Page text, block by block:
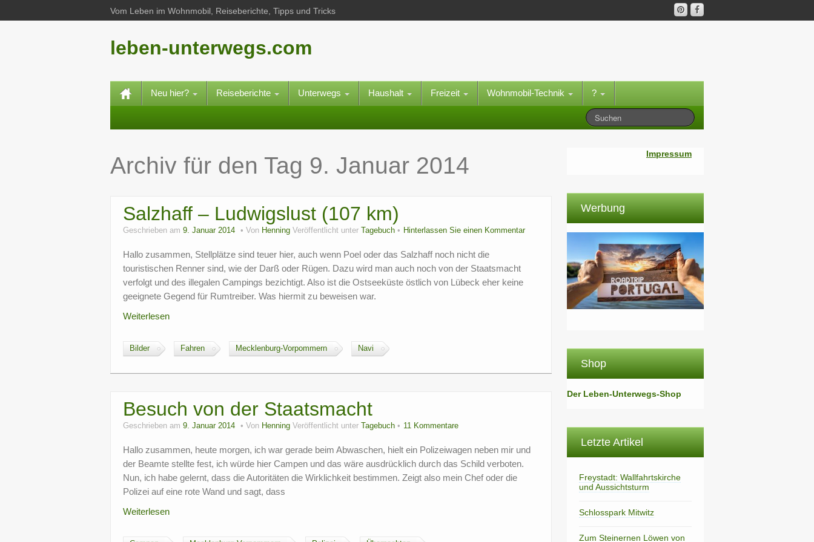
Vom Leben im Wohnmobil, Reiseberichte, Tipps und Tricks
leben-unterwegs.com
Neu hier? Reiseberichte Unterwegs Haushalt Freizeit Wohnmobil-Technik ?
Archiv für den Tag 9. Januar 2014
Salzhaff – Ludwigslust (107 km)
Geschrieben am 9. Januar 2014 Von Henning Veröffentlicht unter Tagebuch Hinterlassen Sie einen Kommentar
Hallo zusammen, Stellplätze sind teuer hier, auch wenn Poel oder das Salzhaff noch nicht die
touristischen Renner sind, wie der Darß oder Rügen. Dazu wird man auch noch von der Staatsmacht
verfolgt und des illegalen Campings bezichtigt. Also ist die Ostseeküste östlich von Lübeck eher keine
geeignete Gegend für Rumtreiber. Was hiermit zu beweisen war.
Weiterlesen
Bilder Fahren Mecklenburg-Vorpommern Navi
Besuch von der Staatsmacht
Geschrieben am 9. Januar 2014 Von Henning Veröffentlicht unter Tagebuch 11 Kommentare
Hallo zusammen, heute morgen, ich war gerade beim Abwaschen, hielt ein Polizeiwagen neben mir und
der Beamte stellte fest, ich würde hier Campen und das wäre ausdrücklich durch das Schild verboten.
Nun, ich habe gelernt, dass die Autoritäten die Wirklichkeit bestimmen. Zeigt also mein Chef oder die
Polizei auf eine rote Wand und sagt, dass
Weiterlesen
Impressum
Werbung
Shop
Der Leben-Unterwegs-Shop
Letzte Artikel
Freystadt: Wallfahrtskirche
und Aussichtsturm
Schlosspark Mitwitz
Zum Steinernen Löwen von